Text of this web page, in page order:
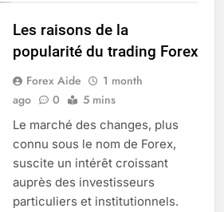
Les raisons de la
popularité du trading Forex
Forex Aide
1 month
ago
0 5 mins
Le marché des changes, plus
connu sous le nom de Forex,
suscite un intérêt croissant
auprès des investisseurs
particuliers et institutionnels.